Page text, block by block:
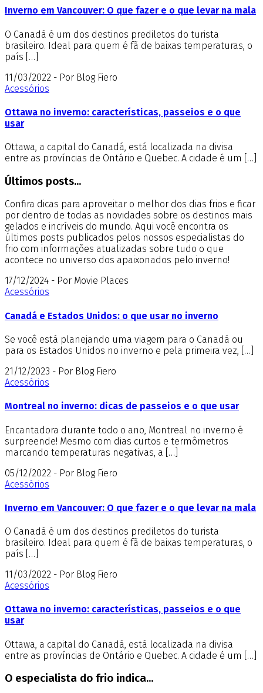
Inverno em Vancouver: O que fazer e o que levar na mala
O Canadá é um dos destinos prediletos do turista
brasileiro. Ideal para quem é fã de baixas temperaturas, o
país […]
11/03/2022 - Por Blog Fiero
Acessórios
Ottawa no inverno: características, passeios e o que
usar
Ottawa, a capital do Canadá, está localizada na divisa
entre as províncias de Ontário e Quebec. A cidade é um […]
Últimos posts...
Confira dicas para aproveitar o melhor dos dias frios e ficar
por dentro de todas as novidades sobre os destinos mais
gelados e incríveis do mundo. Aqui você encontra os
últimos posts publicados pelos nossos especialistas do
frio com informações atualizadas sobre tudo o que
acontece no universo dos apaixonados pelo inverno!
17/12/2024 - Por Movie Places
Acessórios
Canadá e Estados Unidos: o que usar no inverno
Se você está planejando uma viagem para o Canadá ou
para os Estados Unidos no inverno e pela primeira vez, […]
21/12/2023 - Por Blog Fiero
Acessórios
Montreal no inverno: dicas de passeios e o que usar
Encantadora durante todo o ano, Montreal no inverno é
surpreende! Mesmo com dias curtos e termômetros
marcando temperaturas negativas, a […]
05/12/2022 - Por Blog Fiero
Acessórios
Inverno em Vancouver: O que fazer e o que levar na mala
O Canadá é um dos destinos prediletos do turista
brasileiro. Ideal para quem é fã de baixas temperaturas, o
país […]
11/03/2022 - Por Blog Fiero
Acessórios
Ottawa no inverno: características, passeios e o que
usar
Ottawa, a capital do Canadá, está localizada na divisa
entre as províncias de Ontário e Quebec. A cidade é um […]
O especialista do frio indica...